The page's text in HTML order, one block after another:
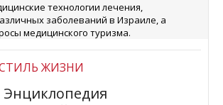
технологии лечения,
заболеваний в Израиле, а
медицинского туризма.
ЖИЗНИ